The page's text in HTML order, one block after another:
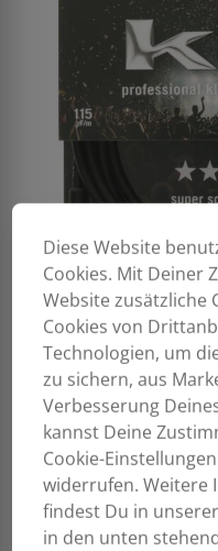
Diese Website
Cookies. Mit Deiner
Website zusätzliche
Cookies von
Technologien, um
zu sichern, aus
Verbesserung
kannst Deine
Cookie-
widerrufen. Weitere
findest Du in unserer
in den unten